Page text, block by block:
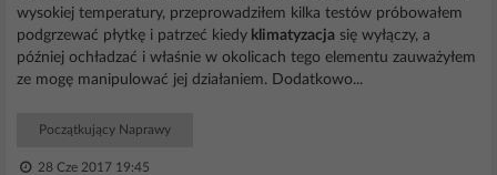
wysokiej temperatury, przeprowadziłem kilka testów próbowałem
podgrzewać płytkę i patrzeć kiedy klimatyzacja się wyłączy, a
później ochładzać i właśnie w okolicach tego elementu zauważyłem
ze mogę manipulować jej działaniem. Dodatkowo...
Początkujący Naprawy
28 Cze 2017 19:45